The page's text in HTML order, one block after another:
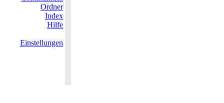
Ordner
Index
Hilfe
Einstellungen